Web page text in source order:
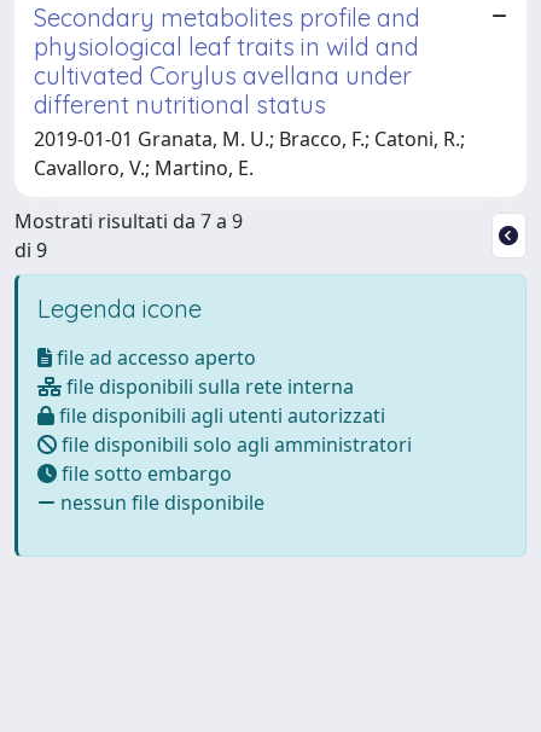
Secondary metabolites profile and
physiological leaf traits in wild and
cultivated Corylus avellana under
different nutritional status
2019-01-01 Granata, M. U.; Bracco, F.; Catoni, R.;
Cavalloro, V.; Martino, E.
Mostrati risultati da 7 a 9
di 9
Legenda icone
file ad accesso aperto
file disponibili sulla rete interna
file disponibili agli utenti autorizzati
file disponibili solo agli amministratori
file sotto embargo
nessun file disponibile